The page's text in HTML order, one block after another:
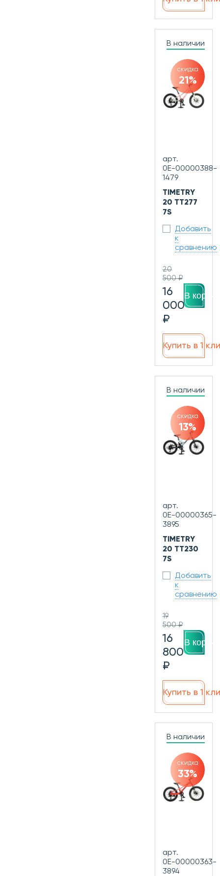
В наличии
скидка
21%
арт.
0Е-00000388-
1479
TIMETRY
20 TT277
7S
Добавить
к
сравнению
20
500 ₽
16
000
₽
В
Купить в 1
В наличии
скидка
13%
арт.
0Е-00000365-
3895
TIMETRY
20 TT230
7S
Добавить
к
сравнению
19
500 ₽
16
800
₽
В
Купить в 1
В наличии
скидка
33%
арт.
0Е-00000363-
3894